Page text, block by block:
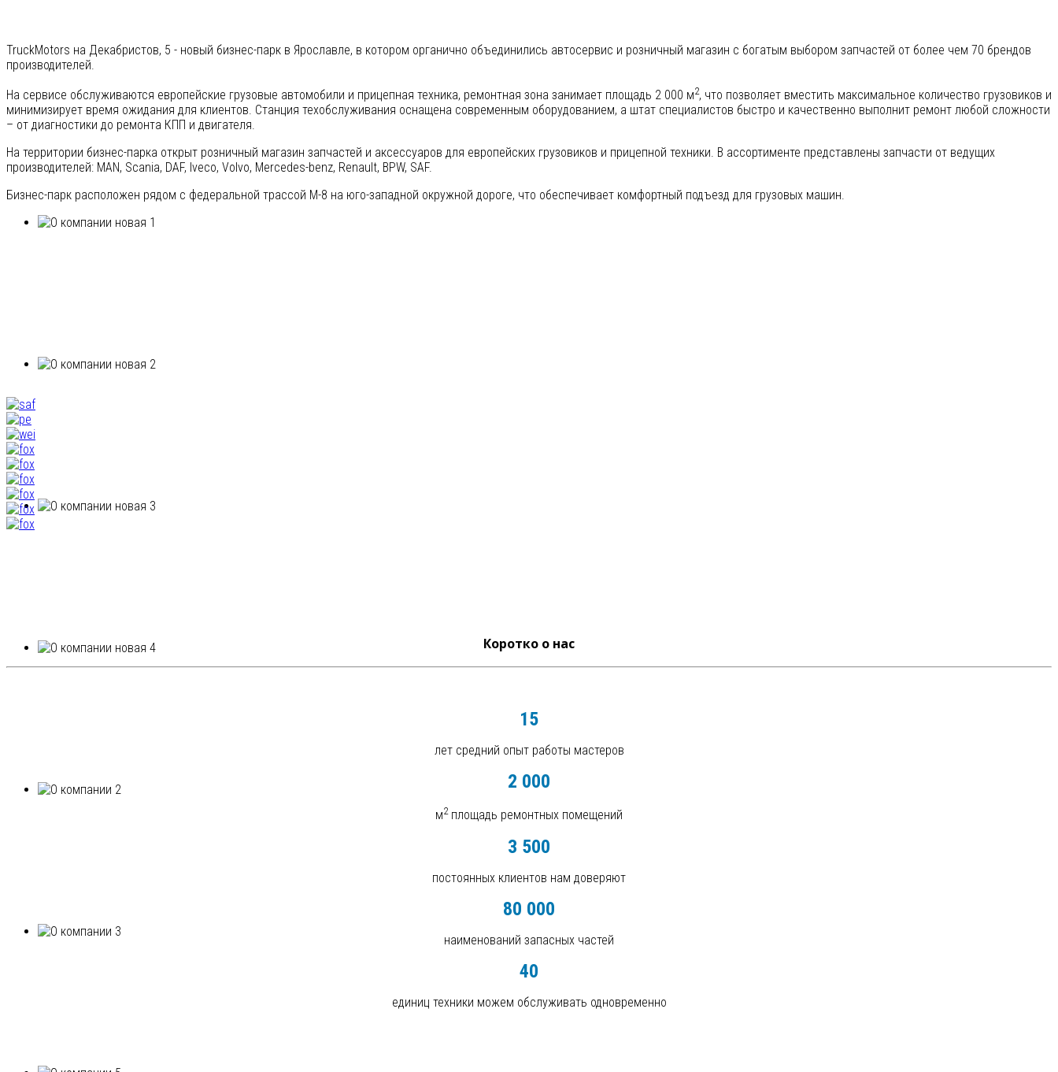
TruckMotors на Декабристов, 5 - новый бизнес-парк в Ярославле, в котором органично объединились автосервис и розничный магазин с богатым выбором запчастей от более чем 70 брендов
производителей.
На сервисе обслуживаются европейские грузовые автомобили и прицепная техника, ремонтная зона занимает площадь 2 000 м2, что позволяет вместить максимальное количество грузовиков и
минимизирует время ожидания для клиентов. Станция техобслуживания оснащена современным оборудованием, а штат специалистов быстро и качественно выполнит ремонт любой сложности
– от диагностики до ремонта КПП и двигателя.
На территории бизнес-парка открыт розничный магазин запчастей и аксессуаров для европейских грузовиков и прицепной техники. В ассортименте представлены запчасти от ведущих
производителей: MAN, Scania, DAF, Iveco, Volvo, Mercedes-benz, Renault, BPW, SAF.
Бизнес-парк расположен рядом с федеральной трассой М-8 на юго-западной окружной дороге, что обеспечивает комфортный подъезд для грузовых машин.
Коротко о нас
15
лет средний опыт работы мастеров
2 000
м2площадь ремонтных помещений
3 500
постоянных клиентов нам доверяют
80 000
наименований запасных частей
40
единиц техники можем обслуживать одновременно